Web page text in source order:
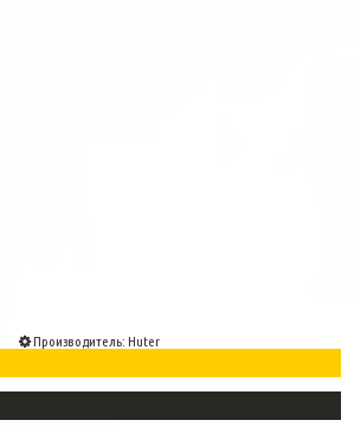
Производитель: Huter